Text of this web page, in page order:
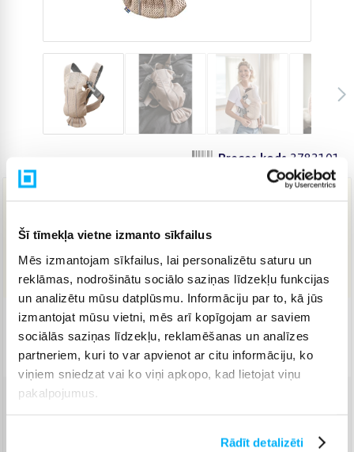
Šī tīmekļa vietne izmanto sīkfailus
Mēs izmantojam sīkfailus, lai personalizētu saturu un
reklāmas, nodrošinātu sociālo saziņas līdzekļu funkcijas
un analizētu mūsu datplūsmu. Informāciju par to, kā jūs
izmantojat mūsu vietni, mēs arī kopīgojam ar saviem
sociālās saziņas līdzekļu, reklamēšanas un analīzes
partneriem, kuri to var apvienot ar citu informāciju, ko
viņiem sniedzat vai ko viņi apkopo, kad lietojat viņu
pakalpojumus.
Rādīt detalizēti
Preces kods 3783101
116,10 €
IELIKT GROZĀ
Piegāde: 3-7 d.d.
Norēķinieties bez papildmaksas 6 mēn.